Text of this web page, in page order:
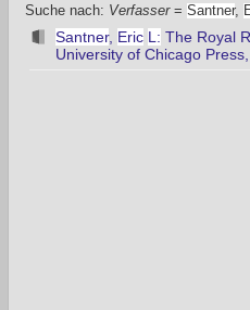
Suche nach: Verfasser= Santner,
Santner, Eric L: The Royal
University of Chicago